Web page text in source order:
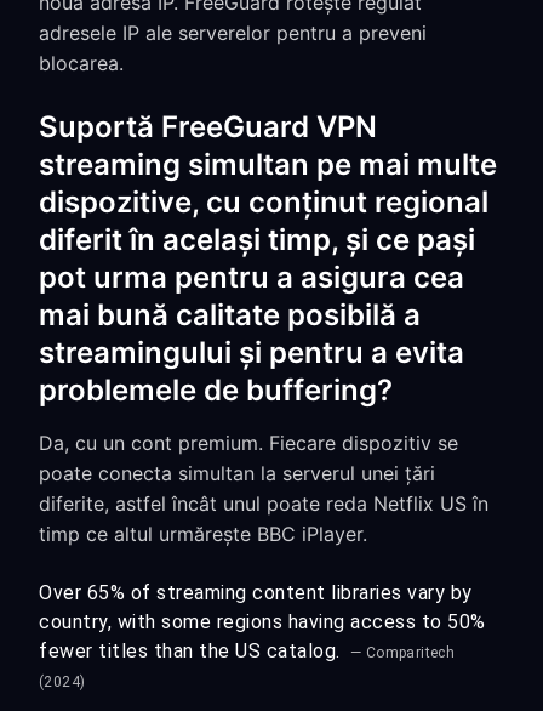
adresele IP ale serverelor pentru a preveni
blocarea.
Suportă FreeGuard VPN
streaming simultan pe mai multe
dispozitive, cu conținut regional
diferit în același timp, și ce pași
pot urma pentru a asigura cea
mai bună calitate posibilă a
streamingului și pentru a evita
problemele de buffering?
Da, cu un cont premium. Fiecare dispozitiv se
poate conecta simultan la serverul unei țări
diferite, astfel încât unul poate reda Netflix US în
timp ce altul urmărește BBC iPlayer.
Over 65% of streaming content libraries vary by
country, with some regions having access to 50%
fewer titles than the US catalog.
— Comparitech
(2024)